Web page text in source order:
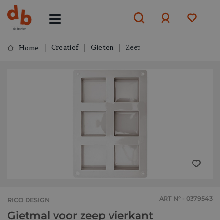
Home Creatief Gieten Zeep
RICO DESIGN ART N° - 0379543
Gietmal voor zeep vierkant